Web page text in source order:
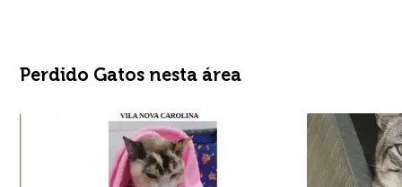
Perdido Gatos nesta área